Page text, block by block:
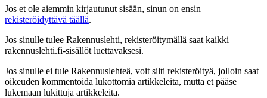
Jos et ole aiemmin kirjautunut sisään, sinun on ensin
rekisteröidyttävä täällä.
Jos sinulle tulee Rakennuslehti, rekisteröitymällä saat kaikki
rakennuslehti.fi-sisällöt luettavaksesi.
Jos sinulle ei tule Rakennuslehteä, voit silti rekisteröityä, jolloin saat
oikeuden kommentoida lukottomia artikkeleita, mutta et pääse
lukemaan lukittuja artikkeleita.